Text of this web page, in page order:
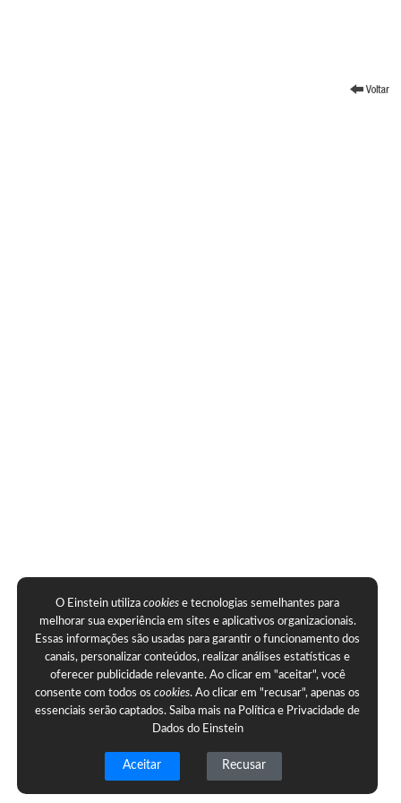
O Einstein utilizacookies e tecnologias semelhantes para
melhorar sua experiência em sites e aplicativos organizacionais.
Essas informações são usadas para garantir o funcionamento dos
canais, personalizar conteúdos, realizar análises estatísticas e
oferecer publicidade relevante. Ao clicar em "aceitar", você
consente com todos oscookies. Ao clicar em "recusar", apenas os
essenciais serão captados. Saiba mais na Política e Privacidade de
Dados do Einstein
Aceitar Recusar